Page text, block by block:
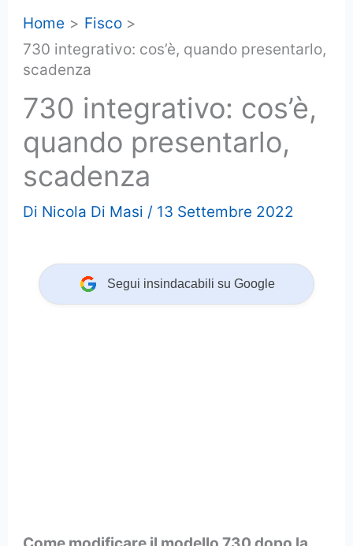
Home
Fisco
730 integrativo: cos’è, quando presentarlo,
scadenza
730 integrativo: cos’è,
quando presentarlo,
scadenza
Di Nicola Di Masi / 13 Settembre 2022
Segui insindacabili su Google